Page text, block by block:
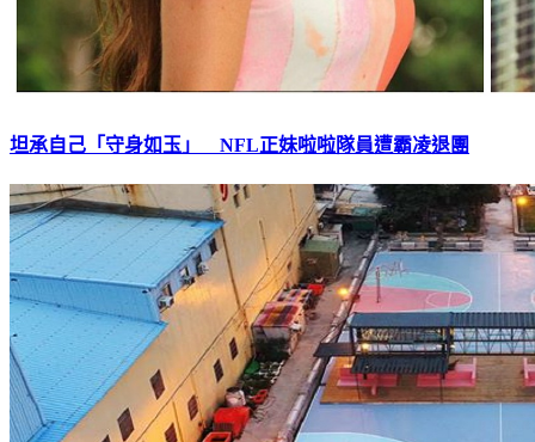
坦承自己「守身如玉」 NFL正妹啦啦隊員遭霸凌退團